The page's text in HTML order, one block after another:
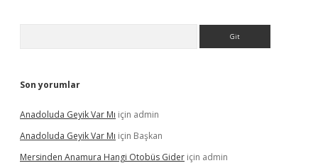
Son yorumlar
Anadoluda Geyik Var Mı için admin
Anadoluda Geyik Var Mı için Başkan
Mersinden Anamura Hangi Otobüs Gider için admin